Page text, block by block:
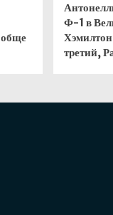
Ф-1 в
третий,